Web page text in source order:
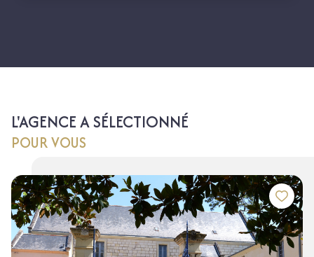
L'AGENCE A SÉLECTIONNÉ
POUR VOUS